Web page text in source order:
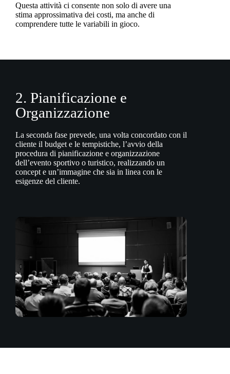
Questa attività ci consente non solo di avere una
stima approssimativa dei costi, ma anche di
comprendere tutte le variabili in gioco.
2. Pianificazione e
Organizzazione
La seconda fase prevede, una volta concordato con il
cliente il budget e le tempistiche, l’avvio della
procedura di pianificazione e organizzazione
dell’evento sportivo o turistico, realizzando un
concept e un’immagine che sia in linea con le
esigenze del cliente.